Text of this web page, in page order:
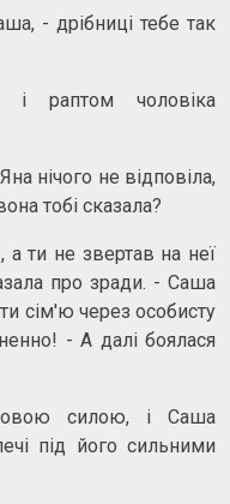
- дрібниці тебе так
і раптом чоловіка
нічого не відповіла,
тобі сказала?
а ти не звертав на неї
про зради. - Саша
сім'ю через особисту
- А далі боялася
силою, і Саша
під його сильними